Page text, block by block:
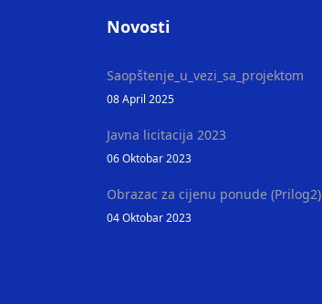
Novosti
Saopštenje_u_vezi_sa_projektom
08 April 2025
Javna licitacija 2023
06 Oktobar 2023
Obrazac za cijenu ponude (Prilog2)
04 Oktobar 2023